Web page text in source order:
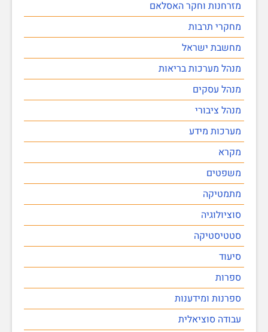
מזרחנות וחקר האסלאם
מחקרי תרבות
מחשבת ישראל
מנהל מערכות בריאות
מנהל עסקים
מנהל ציבורי
מערכות מידע
מקרא
משפטים
מתמטיקה
סוציולוגיה
סטטיסטיקה
סיעוד
ספרות
ספרנות ומידענות
עבודה סוציאלית